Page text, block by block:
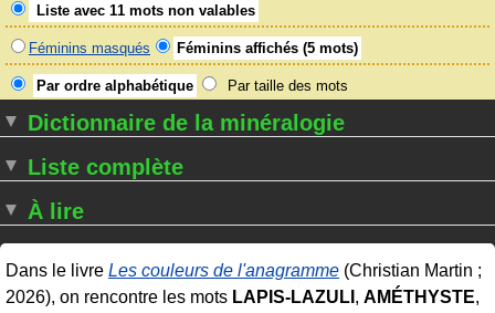
Liste avec 11 mots non valables
Féminins masqués Féminins affichés (5 mots)
Par ordre alphabétique Par taille des mots
Dictionnaire de la minéralogie
Liste complète
À lire
Dans le livre Les couleurs de l'anagramme (Christian Martin ;
2026), on rencontre les mots LAPIS-LAZULI , AMÉTHYSTE,